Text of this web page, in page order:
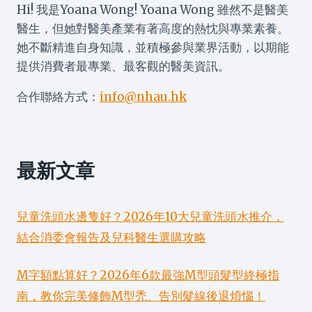
Hi! 我是Yoana Wong! Yoana Wong 雖然不是醫美
醫生，但她對醫美產業有著高度的熱忱與專業素養。
她不斷精進自身知識，並積極參與業界活動，以期能
提供消費者最專業、最客觀的醫美資訊。
合作聯絡方式： info@nhau.hk
最新文章
兒童洗頭水邊隻好？2026年10大兒童洗頭水推介，
結合消委會報告及兒科醫生選購攻略
M字額點算好？2026年6款最強M型頭髮型終極指
南，教你完美修飾M型禿、告別髮線後退煩惱！